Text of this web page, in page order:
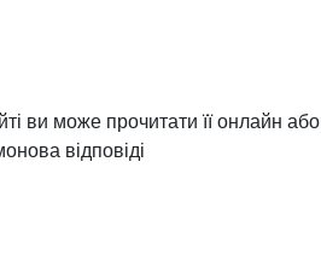
ви може прочитати її онлайн або
відповіді